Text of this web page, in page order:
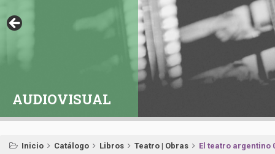
AUDIOVISUAL
Inicio Catálogo Libros Teatro | Obras El teatro argentino